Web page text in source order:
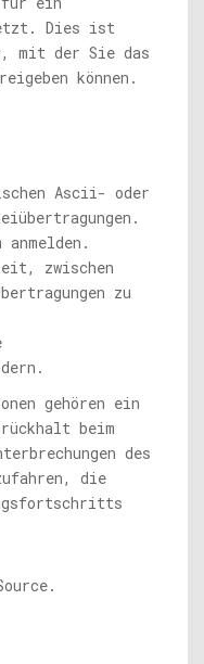
Dies ist
mit der Sie das
können.
Ascii- oder
anmelden.
zwischen
zu
gehören ein
beim
des
die